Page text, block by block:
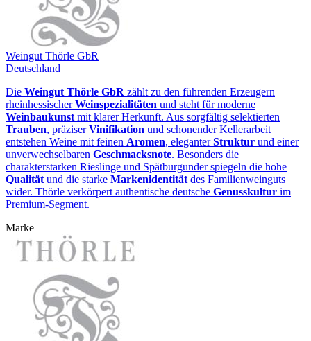
Weingut Thörle GbR
Deutschland
Die Weingut Thörle GbR zählt zu den führenden Erzeugern
rheinhessischerWeinspezialitäten und steht für moderne
Weinbaukunst mit klarer Herkunft. Aus sorgfältig selektierten
Trauben, präziserVinifikation und schonender Kellerarbeit
entstehen Weine mit feinen Aromen, eleganterStruktur und einer
unverwechselbaren Geschmacksnote. Besonders die
charakterstarken Rieslinge und Spätburgunder spiegeln die hohe
Qualität und die starke Markenidentität des Familienweinguts
wider. Thörle verkörpert authentische deutsche Genusskultur im
Premium‑Segment.
Marke